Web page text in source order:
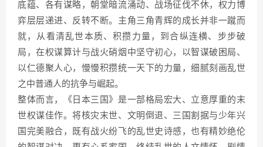
底蕴、各有谋略，朝堂暗流涌动、战场征伐不休，权力博
弈层层递进、反转不断。主角三角青辉的成长并非一蹴而
就，从看清乱世本质、积攒力量，到合纵连横、步步破
局，在权谋算计与战火硝烟中坚守初心，以智谋破困局、
以仁德聚人心，慢慢积攒统一天下的力量，细腻刻画乱世
之中普通人的抗争与崛起。
整体而言，《日本三国》是一部格局宏大、立意厚重的末
世权谋佳作。将核灾末世、文明倒退、三国割据与少年兴
国完美融合，既有战火纷飞的乱世史诗感，也有精妙绝伦